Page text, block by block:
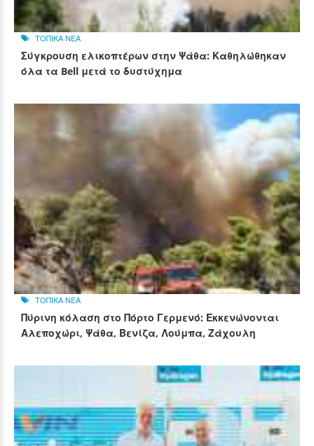
ΤΟΠΙΚΑ ΝΕΑ
Σύγκρουση ελικοπτέρων στην Ψάθα: Καθηλώθηκαν
όλα τα Bell μετά το δυστύχημα
ΤΟΠΙΚΑ ΝΕΑ
Πύρινη κόλαση στο Πόρτο Γερμενό: Εκκενώνονται
Αλεποχώρι, Ψάθα, Βενίζα, Λούμπα, Ζάχουλη